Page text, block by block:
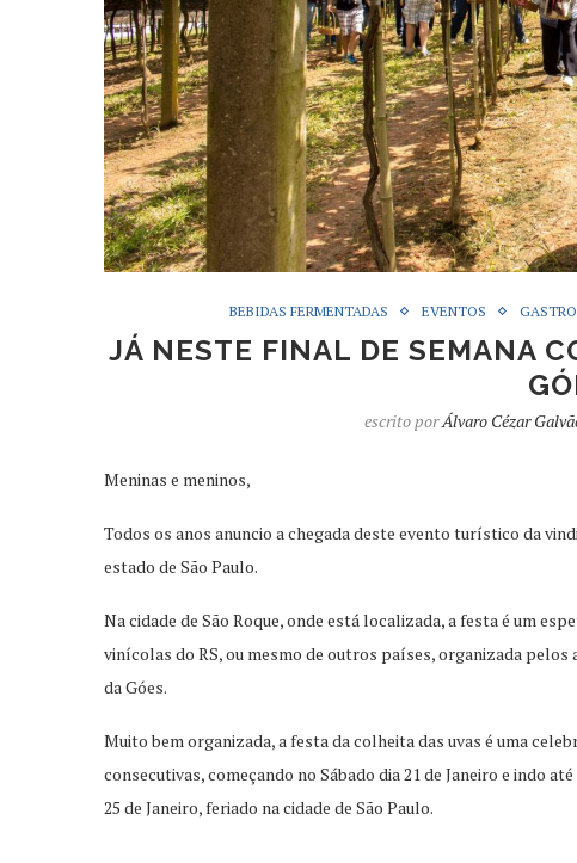
BEBIDAS FERMENTADAS EVENTOS
JÁ NESTE FINAL DE SEMANA
escrito porÁlvaro Cézar
Meninas e meninos,
Todos os anos anuncio a chegada deste evento turístico da
estado de São Paulo.
Na cidade de São Roque, onde está localizada, a festa é um
vinícolas do RS, ou mesmo de outros países, organizada
da Góes.
Muito bem organizada, a festa da colheita das uvas é uma
consecutivas, começando no Sábado dia 21 de Janeiro e indo
25 de Janeiro, feriado na cidade de São Paulo.